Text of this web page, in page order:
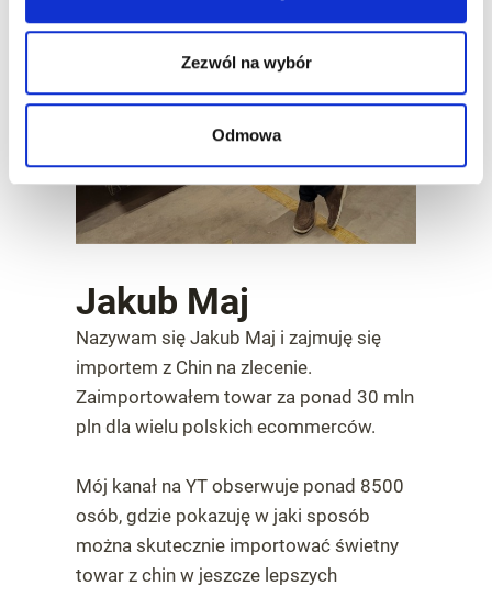
Zezwól na wybór
Odmowa
Jakub Maj
Nazywam się Jakub Maj i zajmuję się
importem z Chin na zlecenie.
Zaimportowałem towar za ponad 30 mln
pln dla wielu polskich ecommerców.
Mój kanał na YT obserwuje ponad 8500
osób, gdzie pokazuję w jaki sposób
można skutecznie importować świetny
towar z chin w jeszcze lepszych